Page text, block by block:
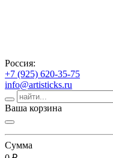
Россия:
+7 (925) 620-35-75
info@artisticks.ru
Ваша корзина
Сумма